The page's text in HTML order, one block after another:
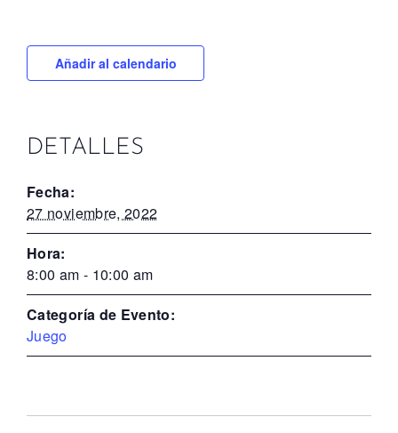
Añadir al calendario
DETALLES
Fecha:
27 noviembre, 2022
Hora:
8:00 am - 10:00 am
Categoría de Evento:
Juego